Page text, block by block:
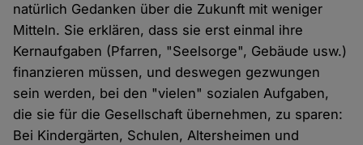
natürlich Gedanken über die Zukunft mit weniger
Mitteln. Sie erklären, dass sie erst einmal ihre
Kernaufgaben (Pfarren, "Seelsorge", Gebäude usw.)
finanzieren müssen, und deswegen gezwungen
sein werden, bei den "vielen" sozialen Aufgaben,
die sie für die Gesellschaft übernehmen, zu sparen:
Bei Kindergärten, Schulen, Altersheimen und